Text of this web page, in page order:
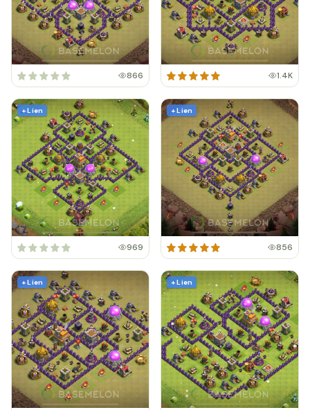
866 1.4K
+ Lien
969
+ Lien
856
+ Lien + Lien